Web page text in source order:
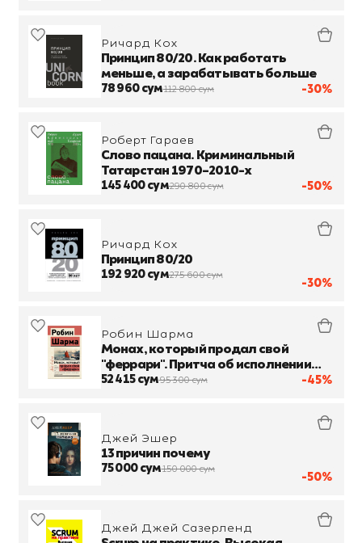
-30%
Ричард Кох
Принцип 80/20. Как работать
меньше, а зарабатывать больше
78 960 сум112 800 сум
-50%
Роберт Гараев
Слово пацана. Криминальный
Татарстан 1970–2010-х
145 400 сум290 800 сум
-30%
Ричард Кох
Принцип 80/20
192 920 сум275 600 сум
-45%
Робин Шарма
Монах, который продал свой
"феррари". Притча об исполнении
желаний и поиске своего
52 415 сум95 300 сум
-50%
Джей Эшер
13 причин почему
75 000 сум150 000 сум
Джей Джей Сазерленд